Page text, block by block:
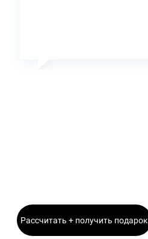
Рассчитать + получить подарок